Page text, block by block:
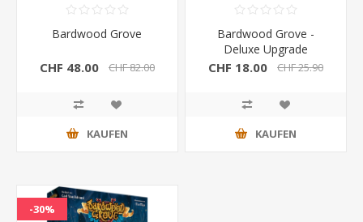
Bardwood Grove
CHF 48.00 CHF 82.00
KAUFEN
Bardwood Grove -
Deluxe Upgrade
CHF 18.00 CHF 25.90
KAUFEN
-30%